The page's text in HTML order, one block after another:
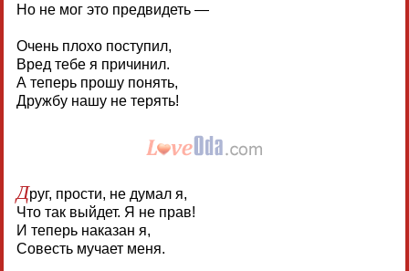
Но не мог это предвидеть —
Очень плохо поступил,
Вред тебе я причинил.
А теперь прошу понять,
Дружбу нашу не терять!
Друг, прости, не думал я,
Что так выйдет. Я не прав!
И теперь наказан я,
Совесть мучает меня.